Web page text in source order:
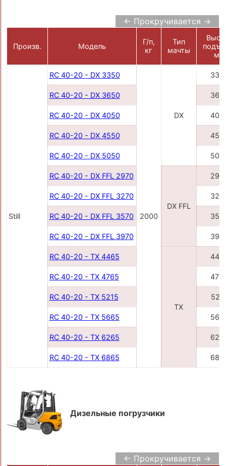
← Прокручивается →
Произв. Модель
Г/п,
кг
Тип
мачты
мм
Still
RC 40-20 - DX 3350
2000
DX
RC 40-20 - DX 3650
RC 40-20 - DX 4050
RC 40-20 - DX 4550
RC 40-20 - DX 5050
RC 40-20 - DX FFL 2970
DX FFL
RC 40-20 - DX FFL 3270
RC 40-20 - DX FFL 3570
RC 40-20 - DX FFL 3970
RC 40-20 - TX 4465
TX
RC 40-20 - TX 4765
RC 40-20 - TX 5215
RC 40-20 - TX 5665
RC 40-20 - TX 6265
RC 40-20 - TX 6865
Дизельные погрузчики
← Прокручивается →